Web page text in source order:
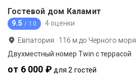
Гостевой дом Каламит
9.5 / 10 4 оценки
Евпатория · 116 м до Черного моря
Двухместный номер Twin с террасой
от 6 000 ₽ для 2 гостей